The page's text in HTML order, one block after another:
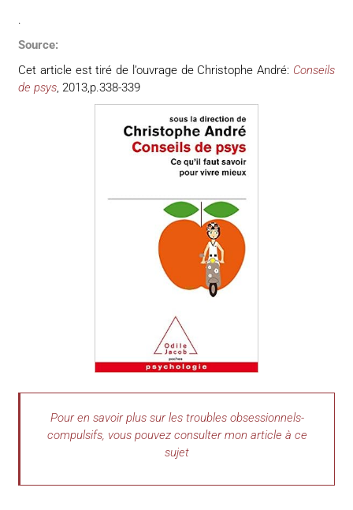
.
Source:
Cet article est tiré de l’ouvrage de Christophe André: Conseils
de psys, 2013,p.338-339
Pour en savoir plus sur les troubles obsessionnels-
compulsifs, vous pouvez consulter mon article à ce
sujet